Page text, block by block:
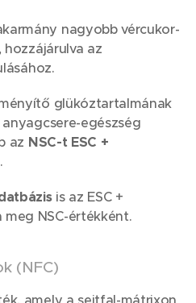
nagyobb vércukor-
az
glükóztartalmának
egészség
az NSC-t ESC +
is az ESC +
NSC-értékként.
(NFC)